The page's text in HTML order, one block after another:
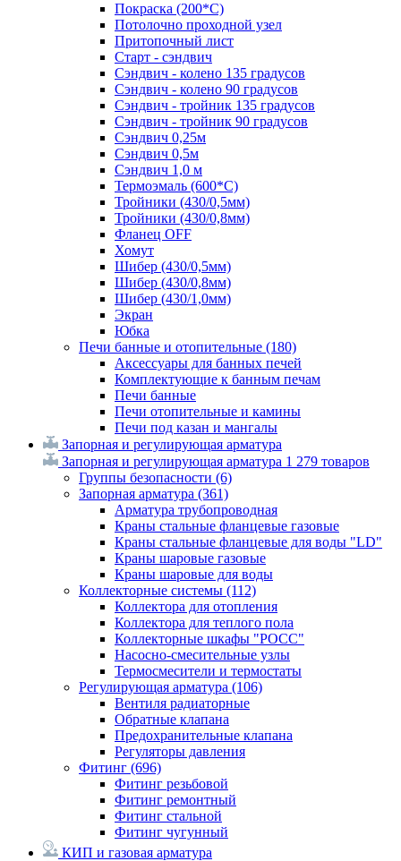
Покраска (200*С)
Потолочно проходной узел
Притопочный лист
Старт - сэндвич
Сэндвич - колено 135 градусов
Сэндвич - колено 90 градусов
Сэндвич - тройник 135 градусов
Сэндвич - тройник 90 градусов
Сэндвич 0,25м
Сэндвич 0,5м
Сэндвич 1,0 м
Термоэмаль (600*С)
Тройники (430/0,5мм)
Тройники (430/0,8мм)
Фланец OFF
Хомут
Шибер (430/0,5мм)
Шибер (430/0,8мм)
Шибер (430/1,0мм)
Экран
Юбка
Печи банные и отопительные (180)
Аксессуары для банных печей
Комплектующие к банным печам
Печи банные
Печи отопительные и камины
Печи под казан и мангалы
Запорная и регулирующая арматура
Запорная и регулирующая арматура 1 279 товаров
Группы безопасности (6)
Запорная арматура (361)
Арматура трубопроводная
Краны стальные фланцевые газовые
Краны стальные фланцевые для воды "LD"
Краны шаровые газовые
Краны шаровые для воды
Коллекторные системы (112)
Коллектора для отопления
Коллектора для теплого пола
Коллекторные шкафы "РОСС"
Насосно-смесительные узлы
Термосмесители и термостаты
Регулирующая арматура (106)
Вентиля радиаторные
Обратные клапана
Предохранительные клапана
Регуляторы давления
Фитинг (696)
Фитинг резьбовой
Фитинг ремонтный
Фитинг стальной
Фитинг чугунный
КИП и газовая арматура